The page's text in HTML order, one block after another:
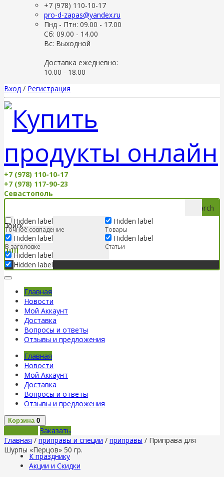
+7 (978) 110-10-17
pro-d-zapas@yandex.ru
Пнд - Птн: 09.00 - 17.00
Сб: 09.00 - 14.00
Вс: Выходной
Доставка ежедневно:
10.00 - 18.00
Вход / Регистрация
+7 (978) 110-10-17
+7 (978) 117-90-23
Севастополь
Search
Hidden label
Точное совпадение
Hidden label
В заголовке
Hidden label
Hidden label
Hidden label
Товары
Hidden label
Статьи
Главная
Новости
Мой Аккаунт
Доставка
Вопросы и ответы
Отзывы и предложения
Главная
Новости
Мой Аккаунт
Доставка
Вопросы и ответы
Отзывы и предложения
Корзина 0
Заказать
Главная / приправы и специи / приправы / Приправа для
Шурпы «Перцов» 50 гр.
К празднику
Акции и Скидки